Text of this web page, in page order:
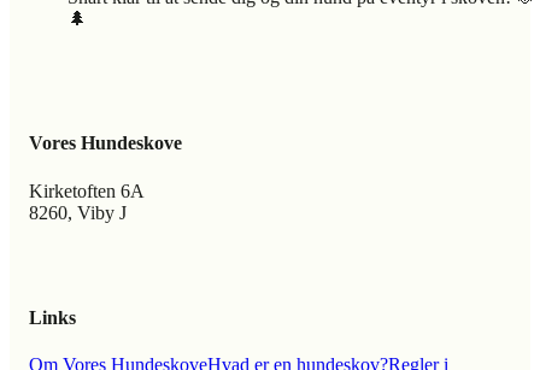
🌲
Vores Hundeskove
Kirketoften 6A
8260, Viby J
Links
Om Vores HundeskoveHvad er en hundeskov?Regler i